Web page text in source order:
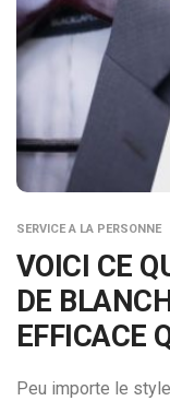
SERVICE A LA PERSONNE
VOICI CE
DE
EFFICACE
Peu importe le